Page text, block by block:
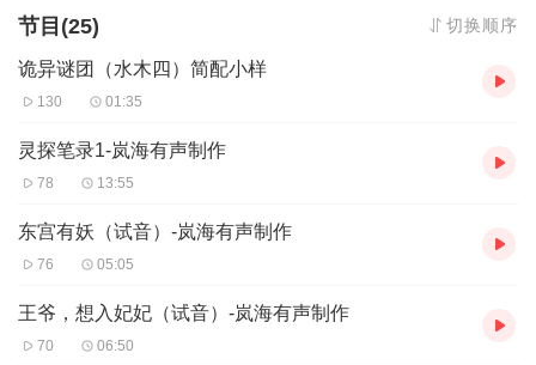
节目(25) 切换顺序
诡异谜团（水木四）简配小样
130 01:35
灵探笔录1-岚海有声制作
78 13:55
东宫有妖（试音）-岚海有声制作
76 05:05
王爷，想入妃妃（试音）-岚海有声制作
70 06:50